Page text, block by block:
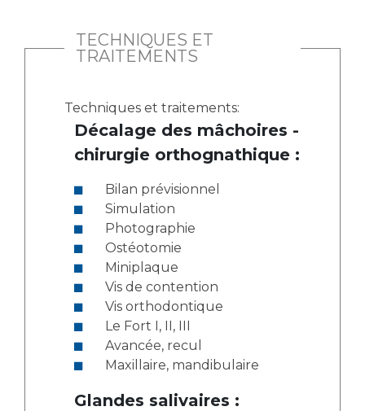
TECHNIQUES ET
TRAITEMENTS
Techniques et traitements:
Décalage des mâchoires -
chirurgie orthognathique :
Bilan prévisionnel
Simulation
Photographie
Ostéotomie
Miniplaque
Vis de contention
Vis orthodontique
Le Fort I, II, III
Avancée, recul
Maxillaire, mandibulaire
Glandes salivaires :